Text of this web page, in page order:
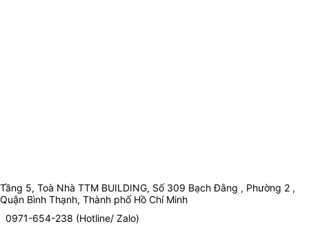
Tầng 5, Toà Nhà TTM BUILDING, Số 309 Bạch Đằng , Phường 2 ,
Quận Bình Thạnh, Thành phố Hồ Chí Minh
0971-654-238 (Hotline/ Zalo)